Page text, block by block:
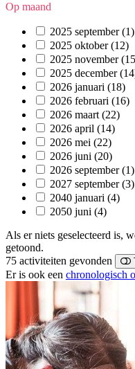
Op maand
2025 september(1)
2025 oktober(12)
2025 november
2025 december
2026 januari (18)
2026 februari (16)
2026 maart (22)
2026 april (14)
2026 mei (22)
2026 juni (20)
2026 september(1)
2027 september(3)
2040 januari (4)
2050 juni (4)
Als er niets geselecteerd is,
getoond.
75 activiteiten gevonden
Er is ook een chronologisch